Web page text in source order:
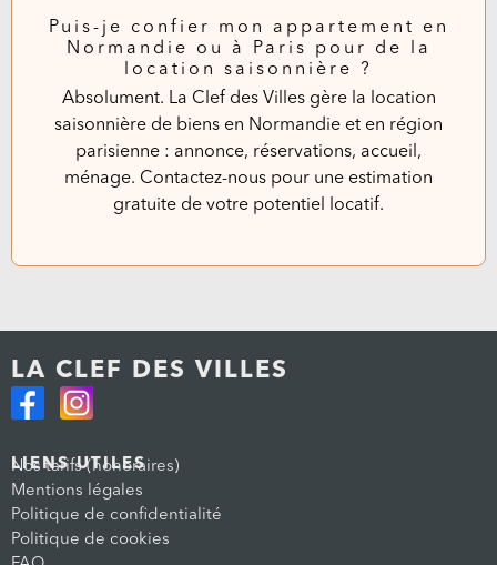
Puis-je confier mon appartement en
Normandie ou à Paris pour de la
location saisonnière ?
Absolument. La Clef des Villes gère la location
saisonnière de biens en Normandie et en région
parisienne : annonce, réservations, accueil,
ménage. Contactez-nous pour une estimation
gratuite de votre potentiel locatif.
LA CLEF DES VILLES
LIENS UTILES
Nos tarifs (honoraires)
Mentions légales
Politique de confidentialité
Politique de cookies